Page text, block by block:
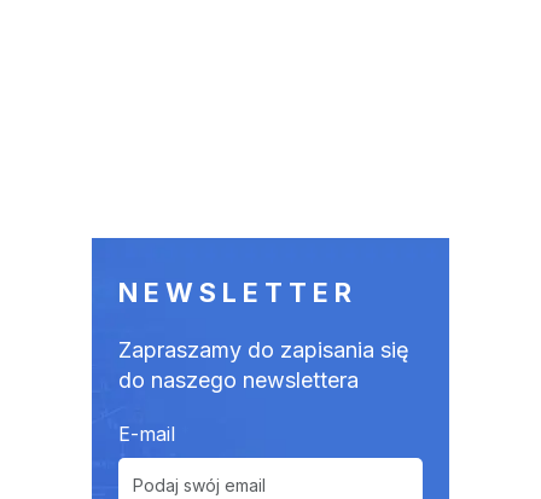
NEWSLETTER
Zapraszamy do zapisania się
do naszego newslettera
E-mail